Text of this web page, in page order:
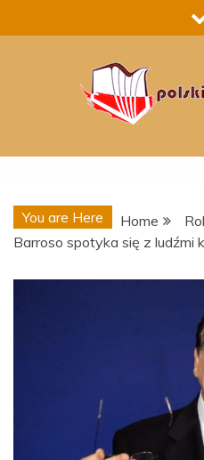
to
You are Here Home
Barroso spotyka się z ludźmi